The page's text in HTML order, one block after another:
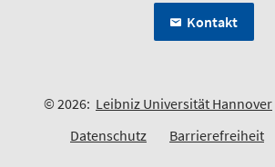
Kontakt
© 2026: Leibniz Universität Hannover
Datenschutz
Barrierefreiheit